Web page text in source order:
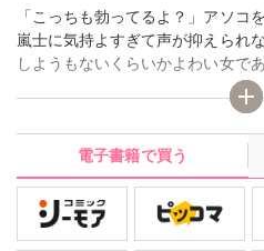
「こっちも勃ってるよ？」アソコ
嵐士に気持よすぎて声が抑えられ
しようもないくらいかよわい女で
倒れたところを工事現場で働いて
らった渚。コンプレックスに思っ
を軽々とお姫さま抱っこしたり、
子」と口説いてくる嵐士にいつし
まとはほど遠い自分は、男に守っ
かっているのに、嵐士には女とし
い…!?
電子書籍で買う